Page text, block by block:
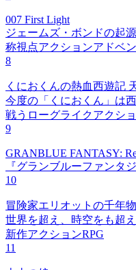
007 First Light
ジェームズ・ボンドの起
称視点アクションアドベン
8
くにおくんの熱血西遊記
今度の「くにおくん」は
戦うローグライクアクショ
9
GRANBLUE FANTASY:
『グランブルーファンタ
10
冒険家エリオットの千年
世界を超え、時空をも超
新作アクションRPG
11